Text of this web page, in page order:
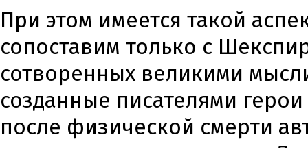
При этом имеется такой
сопоставим только с
сотворенных великими
созданные писателями
после физической смерти